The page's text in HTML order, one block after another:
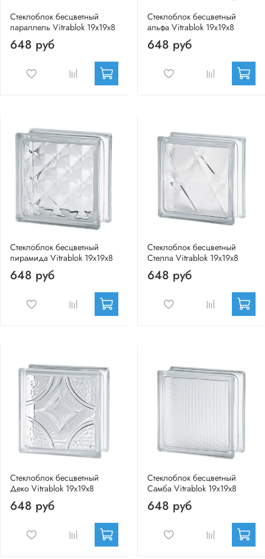
Стеклоблок бесцветный
параллель Vitrablok 19х19х8
648 руб
Стеклоблок бесцветный
альфа Vitrablok 19х19х8
648 руб
Стеклоблок бесцветный
пирамида Vitrablok 19х19х8
648 руб
Стеклоблок бесцветный
Стелла Vitrablok 19х19х8
648 руб
Стеклоблок бесцветный
Деко Vitrablok 19х19х8
648 руб
Стеклоблок бесцветный
Самба Vitrablok 19х19х8
648 руб